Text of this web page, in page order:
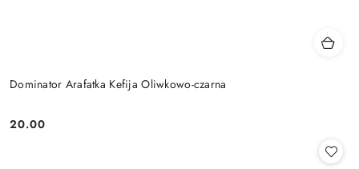
Dominator Arafatka Kefija Oliwkowo-czarna
Cena:
20.00